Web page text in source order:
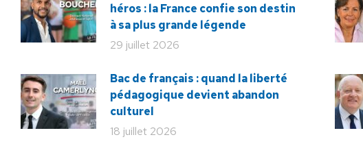
héros : la France confie son destin
à sa plus grande légende
29 juillet 2026
Bac de français : quand la liberté
pédagogique devient abandon
culturel
18 juillet 2026